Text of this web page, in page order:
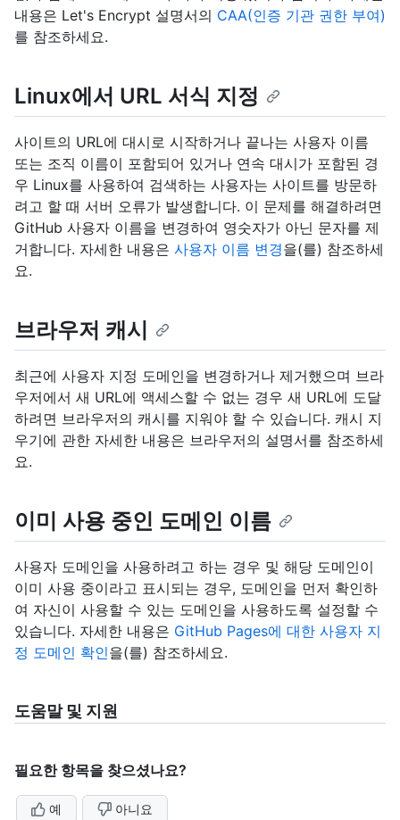
내용은 Let's Encrypt 설명서의 CAA(인증 기관 권한 부여)
를 참조하세요.
Linux에서 URL 서식 지정
사이트의 URL에 대시로 시작하거나 끝나는 사용자 이름
또는 조직 이름이 포함되어 있거나 연속 대시가 포함된 경
우 Linux를 사용하여 검색하는 사용자는 사이트를 방문하
려고 할 때 서버 오류가 발생합니다. 이 문제를 해결하려면
GitHub 사용자 이름을 변경하여 영숫자가 아닌 문자를 제
거합니다. 자세한 내용은 사용자 이름 변경을(를) 참조하세
요.
브라우저 캐시
최근에 사용자 지정 도메인을 변경하거나 제거했으며 브라
우저에서 새 URL에 액세스할 수 없는 경우 새 URL에 도달
하려면 브라우저의 캐시를 지워야 할 수 있습니다. 캐시 지
우기에 관한 자세한 내용은 브라우저의 설명서를 참조하세
요.
이미 사용 중인 도메인 이름
사용자 도메인을 사용하려고 하는 경우 및 해당 도메인이
이미 사용 중이라고 표시되는 경우, 도메인을 먼저 확인하
여 자신이 사용할 수 있는 도메인을 사용하도록 설정할 수
있습니다. 자세한 내용은 GitHub Pages에 대한 사용자 지
정 도메인 확인을(를) 참조하세요.
도움말 및 지원
필요한 항목을 찾으셨나요?
예 아니요